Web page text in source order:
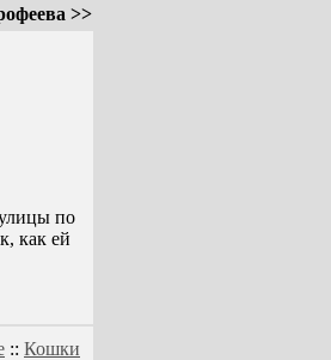
>>
по
как ей
:: Кошки